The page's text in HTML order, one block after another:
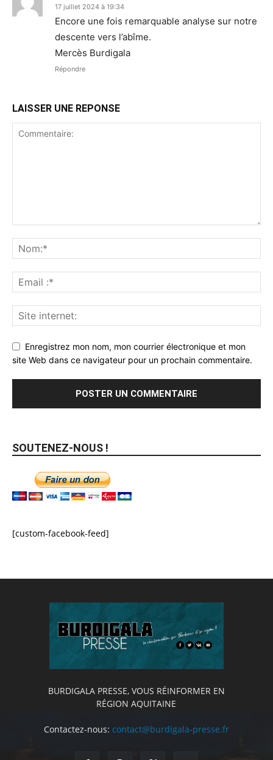
17 juillet 2024 à 19:34
Encore une fois remarquable analyse sur notre
descente vers l’abîme.
Mercès Burdigala
Répondre
LAISSER UNE REPONSE
Enregistrez mon nom, mon courrier électronique et mon
site Web dans ce navigateur pour un prochain commentaire.
SOUTENEZ-NOUS !
[custom-facebook-feed]
BURDIGALA PRESSE, VOUS RÉINFORMER EN
RÉGION AQUITAINE
Contactez-nous: contact@burdigala-presse.fr